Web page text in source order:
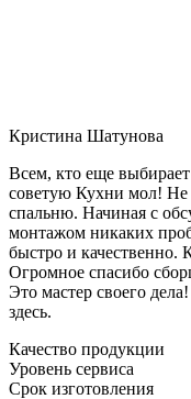
Кристина Шатунова
Всем, кто еще
советую Кухни мол! Не
спальню. Начиная с
монтажом никаких
быстро и качественно.
Огромное спасибо
Это мастер своего
здесь.
Качество продукции
Уровень сервиса
Срок изготовления